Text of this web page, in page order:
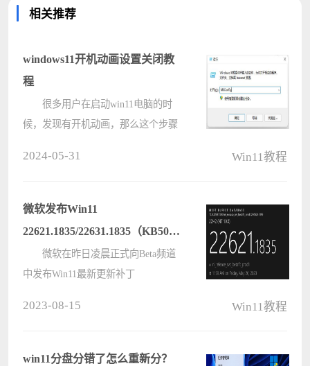
相关推荐
windows11开机动画设置关闭教
程
很多用户在启动win11电脑的时
候，发现有开机动画，那么这个步骤
我们应该如何解决呢，本期的win11
2024-05-31 Win11教程
微软发布Win11
22621.1835/22631.1835（KB5027305）
更新！
微软在昨日凌晨正式向Beta频道
中发布Win11最新更新补丁
牙和墨西哥）的新自然语音，添加蜂
2023-08-15 Win11教程
win11分盘分错了怎么重新分？